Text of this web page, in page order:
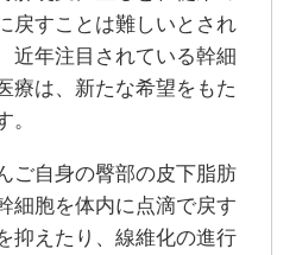
戻すことは難しいとされ
近年注目されている幹細
療は、新たな希望をもた
ご自身の臀部の皮下脂肪
細胞を体内に点滴で戻す
抑えたり、線維化の進行